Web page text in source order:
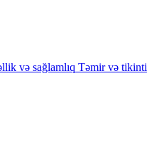
və sağlamlıq Təmir və tikinti